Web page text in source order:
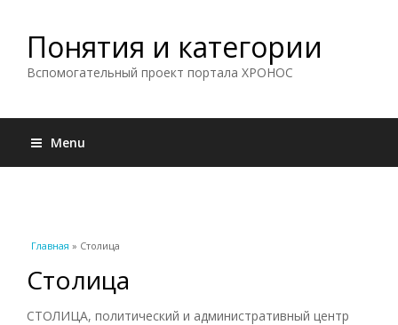
Понятия и категории
Вспомогательный проект портала ХРОНОС
Menu
Вы здесь
Главная » Столица
Столица
СТОЛИЦА, политический и административный центр